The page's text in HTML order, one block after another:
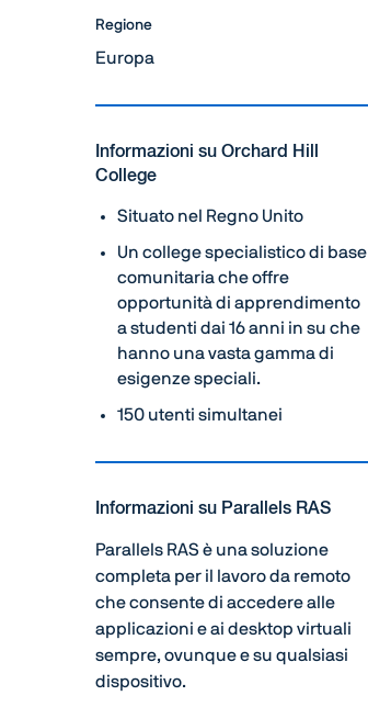
Regione
Europa
Informazioni su Orchard Hill
College
Situato nel Regno Unito
Un college specialistico di base
comunitaria che offre
opportunità di apprendimento
a studenti dai 16 anni in su che
hanno una vasta gamma di
esigenze speciali.
150 utenti simultanei
Informazioni su Parallels RAS
Parallels RAS è una soluzione
completa per il lavoro da remoto
che consente di accedere alle
applicazioni e ai desktop virtuali
sempre, ovunque e su qualsiasi
dispositivo.